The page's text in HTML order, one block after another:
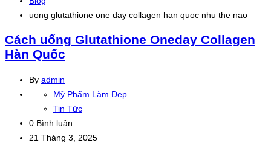
uong glutathione one day collagen han quoc nhu the nao
Cách uống Glutathione Oneday Collagen
Hàn Quốc
By admin
Mỹ Phẩm Làm Đẹp
Tin Tức
0 Bình luận
21 Tháng 3, 2025